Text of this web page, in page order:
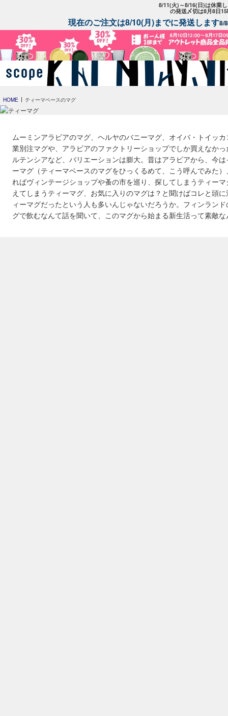
8/11(火)～8/16(日)は休業
の発送〆切は8月8日
現在のご注文は8/10(月)までに発送します8/
HOME ティーマベースのマグ
ムーミンアラビアのマグ、ヘルヤのバニーマグ、オイバ・トイッ
業別注マグや、アラビアのファクトリーショップでしか買えなか
ルテンシアなど、バリエーションは膨大。昔はアラビアから、今
ーマグ（ティーマベースのマグをひっくるめて、こう呼んでみた
ればヴィンテージショップや蚤の市を巡り、探してしまうティー
えてしまうティーマグ、お気に入りのマグは？と聞けばコレと頭
ィーマグだったという人も多いんじゃないだろうか。フィンラン
グで飲むなんて話を聞いて、このマグから始まる新生活って素敵